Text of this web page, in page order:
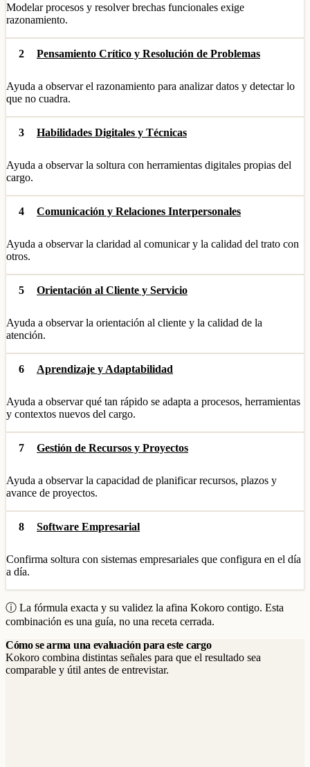
Modelar procesos y resolver brechas funcionales exige
razonamiento.
2 Pensamiento Crítico y Resolución de Problemas
Ayuda a observar el razonamiento para analizar datos y detectar lo
que no cuadra.
3 Habilidades Digitales y Técnicas
Ayuda a observar la soltura con herramientas digitales propias del
cargo.
4 Comunicación y Relaciones Interpersonales
Ayuda a observar la claridad al comunicar y la calidad del trato con
otros.
5 Orientación al Cliente y Servicio
Ayuda a observar la orientación al cliente y la calidad de la
atención.
6 Aprendizaje y Adaptabilidad
Ayuda a observar qué tan rápido se adapta a procesos, herramientas
y contextos nuevos del cargo.
7 Gestión de Recursos y Proyectos
Ayuda a observar la capacidad de planificar recursos, plazos y
avance de proyectos.
8 Software Empresarial
Confirma soltura con sistemas empresariales que configura en el día
a día.
ⓘ La fórmula exacta y su validez la afina Kokoro contigo. Esta
combinación es una guía, no una receta cerrada.
Cómo se arma una evaluación para este cargo
Kokoro combina distintas señales para que el resultado sea
comparable y útil antes de entrevistar.